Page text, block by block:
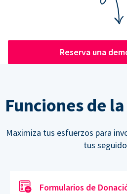
Reserva una
Funciones de
Maximiza tus esfuerzos para
tus
Formularios de